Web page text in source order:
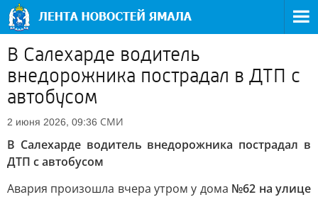
В Салехарде водитель
внедорожника пострадал в ДТП с
автобусом
2 июня 2026, 09:36 СМИ
В Салехарде водитель внедорожника пострадал в
ДТП с автобусом
Авария произошла вчера утром у дома №62 на улице